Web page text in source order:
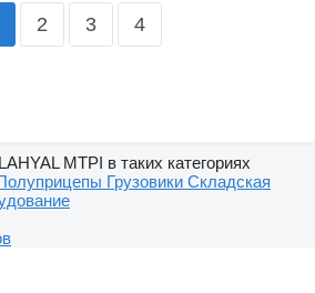
2 3 4
MTPI в таких категориях
Грузовики Складская